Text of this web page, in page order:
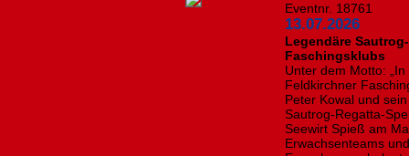
Eventnr. 18761
13.07.2026
Legendäre
Faschingsklubs
Unter dem Motto:
Feldkirchner
Peter Kowal und
Sautrog-Regatta-
Seewirt Spieß am
Erwachsenteams